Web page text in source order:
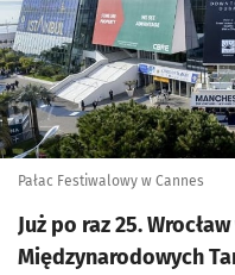
Pałac Festiwalowy w Cannes
Już po raz 25.
Międzynarodowych